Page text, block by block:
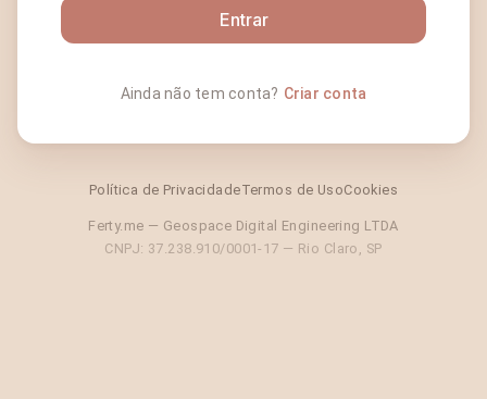
Entrar
Ainda não tem conta? Criar conta
Política de PrivacidadeTermos de UsoCookies
Ferty.me — Geospace Digital Engineering LTDA
CNPJ: 37.238.910/0001-17 — Rio Claro, SP